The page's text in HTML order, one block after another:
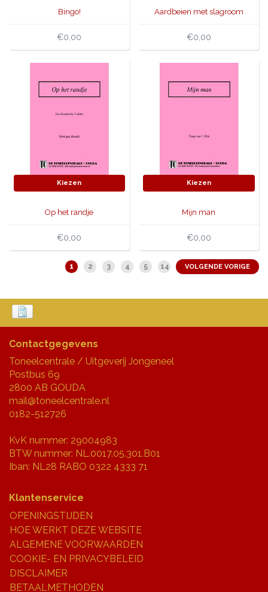
Bingo!
€0,00
Aardbeien met slagroom
€0,00
Kiezen
Op het randje
€0,00
Kiezen
Mijn man
€0,00
1 2 3 4 5 14 VOLGENDE VORIGE
Contactgegevens
Toneelcentrale / Uitgeverij Jongeneel
Postbus 69
2800 AB GOUDA
mail@toneelcentrale.nl
0182-512726
KvK nummer: 29004983
BTW nummer: NL.0017.05.301.B01
Iban: NL28 RABO 0322 4333 71
Klantenservice
OPENINGSTIJDEN
HOE WERKT DEZE WEBSITE
ALGEMENE VOORWAARDEN
COOKIE- EN PRIVACYBELEID
DISCLAIMER
BETAALMETHODEN